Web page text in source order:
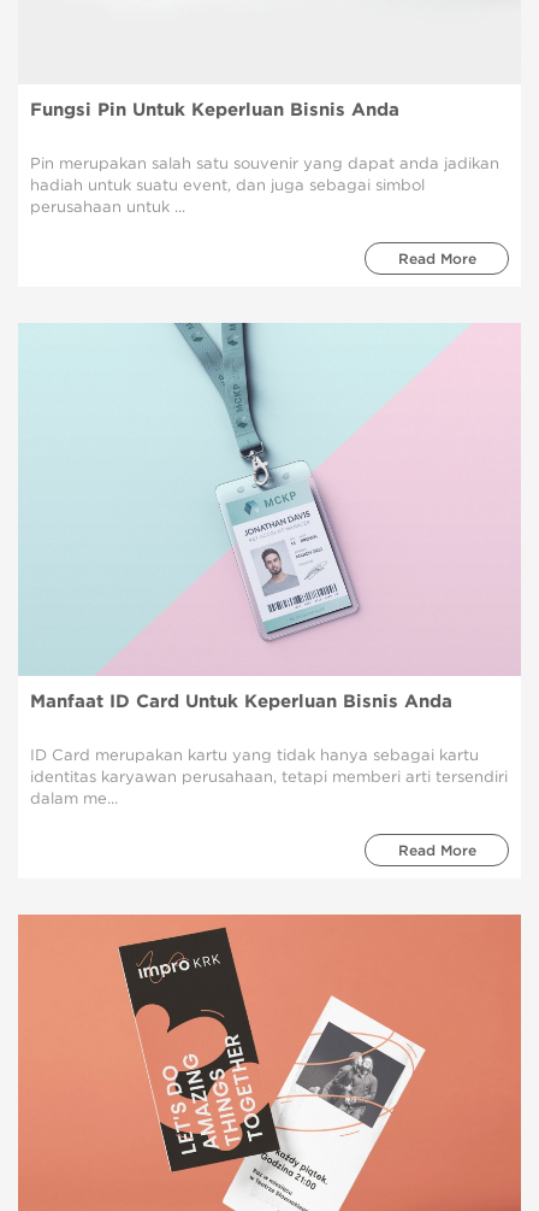
Fungsi Pin Untuk Keperluan Bisnis Anda
Pin merupakan salah satu souvenir yang dapat anda jadikan
hadiah untuk suatu event, dan juga sebagai simbol
perusahaan untuk ...
Read More
Manfaat ID Card Untuk Keperluan Bisnis Anda
ID Card merupakan kartu yang tidak hanya sebagai kartu
identitas karyawan perusahaan, tetapi memberi arti tersendiri
dalam me...
Read More